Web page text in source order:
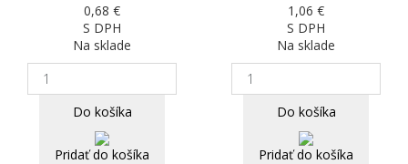
0,68 €
S DPH
Na sklade
Do košíka
Pridať do košíka
1,06 €
S DPH
Na sklade
Do košíka
Pridať do košíka